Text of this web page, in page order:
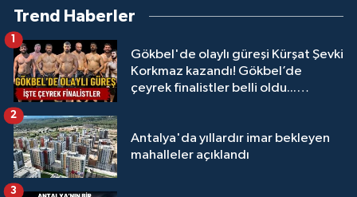
Trend Haberler
Gökbel'de olaylı güreşi Kürşat Şevki
Korkmaz kazandı! Gökbel’de
çeyrek finalistler belli oldu...
1
Antalya'da yıllardır imar bekleyen
mahalleler açıklandı
2
3